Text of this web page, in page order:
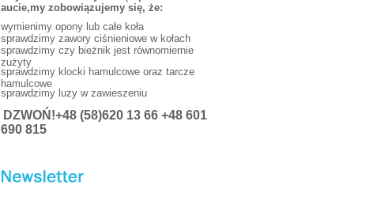
aucie,my zobowiązujemy się, że:
wymienimy opony lub całe koła
sprawdzimy zawory ciśnieniowe w kołach
sprawdzimy czy bieżnik jest równomiernie
zużyty
sprawdzimy klocki hamulcowe oraz tarcze
hamulcowe
sprawdzimy luzy w zawieszeniu
DZWOŃ !+48 (58)620 13 66 +48 601
690 815